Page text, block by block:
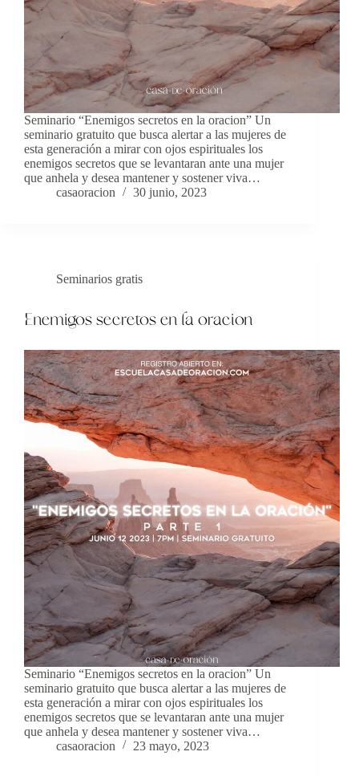
Seminario “Enemigos secretos en la oracion” Un
seminario gratuito que busca alertar a las mujeres de
esta generación a mirar con ojos espirituales los
enemigos secretos que se levantaran ante una mujer
que anhela y desea mantener y sostener viva…
casaoracion
30 junio, 2023
Seminarios gratis
Enemigos secretos en la oracion
Seminario “Enemigos secretos en la oracion” Un
seminario gratuito que busca alertar a las mujeres de
esta generación a mirar con ojos espirituales los
enemigos secretos que se levantaran ante una mujer
que anhela y desea mantener y sostener viva…
casaoracion
23 mayo, 2023